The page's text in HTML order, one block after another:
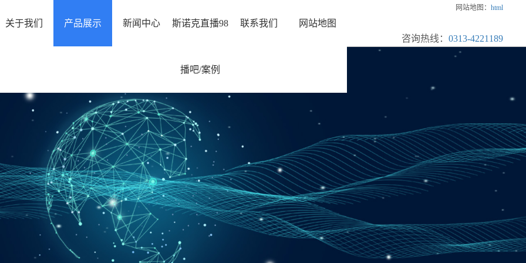
关于我们 产品展示 新闻中心 斯诺克直播98
播吧/案例
联系我们 网站地图
网站地图： html
咨询热线： 0313-4221189